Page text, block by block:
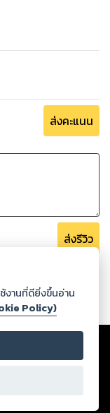
ส่งคะแนน
ส่งรีวิว
สงวนสิทธิ์ไม่รับผิดชอบ
ว่าละเมิดสิทธิใน
ศีลธรรม ดังนั้น ผู้อ่าน
และหากท่านพบว่าส่วน
ริษัท เพื่อทีมงานจะได้
ตามพระราชบัญญัติ
งานที่ดียิ่งขึ้นอ่าน
Policy)